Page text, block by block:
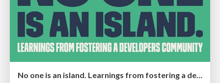
No one is an island. Learnings from fostering a developers community.